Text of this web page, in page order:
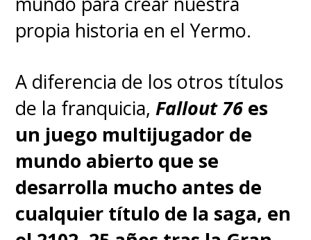
de la historia de "Shinji Ikari"
sin considerar la continuidad de
la serie original ni tampoco lo
que vimos en "Death and
Rebirth" y "The End of
Evangelion", las cuales hoy
podemos encontrar en Netflix.
La serie de "Rebuild of
propia historia en el Yermo.
A diferencia de los otros títulos
de la franquicia, Fallout 76 es
un juego multijugador de
mundo abierto que se
desarrolla mucho antes de
cualquier título de la saga, en